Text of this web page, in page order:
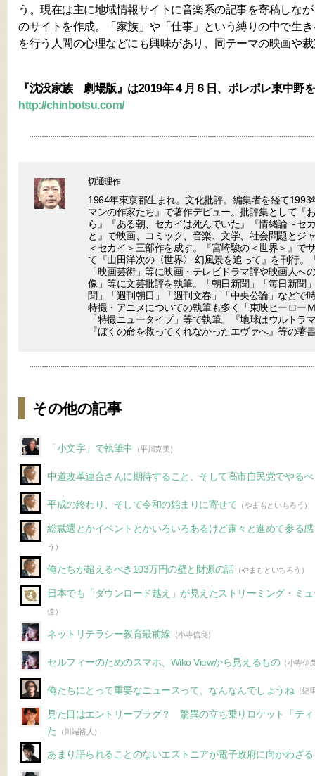
う。現在は主に地域情報サイトに音楽系の記事を寄稿しな
のサイトを作成。「家族」や「仕事」という縛りの中で生
を行う人間の心理などにも興味があり、同テーマの映画や
『沈没家族 劇場版』は2019年４月６日、ポレポレ東中野
http://chinbotsu.com/
切通理作
1964年東京都生まれ。文化批評。編集者を経て
マンの作家たち』で著作デビュー。批評集として『
ら』『ある朝、セカイは死んでいた』『情緒論～セ
と』で映画、コミック、音楽、文学、社会問題とジ
＜セカイ＞三部作を成す。『宮崎駿の＜世界＞』で
て『山田洋次の〈世界〉 幻風景を追って』を刊行。
「映画芸術」等に映画・テレビドラマ評や映画人へ
像」等に文芸批評を執筆。「朝日新聞」「毎日新聞
聞」「週刊朝日」「週刊文春」「中央公論」などで
特撮・アニメについての執筆も多く「東映ヒーロー
「特撮ニュータイプ」等で執筆。『地球はウルトラ
『ぼくの命を救ってくれなかったエヴァへ』等の著
その他の記事
「小文字」で執筆中 （平川克美）
中道改革連合さんに期待すること、そして高市自民党でやる
平成の終わり、そして令和の始まりに寄せて （やまもといちろう）
総裁選とかイベントとかいろいろあるけど粛々と進めて参る
う）
俺たちが超えるべき103万円の壁と財源の話（やまもといちろう）
日本でも「ダウンロード越え」が見えたストリーミング・ミ
佳）
ネットリテラシー教育最前線 （小寺信良）
セルフィーのためのスマホ、Wiko Viewから見えるもの（小寺信
俺たちにとって重要なニュースって、なんなんでしょうね （紀
見た目はエントリープラグ？ 驚異の立ち乗りロケット「テ
た
（川端裕人）
あまり語られることのないエストニアが電子政府に向かわざ